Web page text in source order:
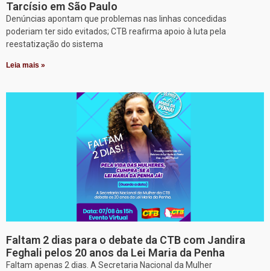
Tarcísio em São Paulo
Denúncias apontam que problemas nas linhas concedidas
poderiam ter sido evitados; CTB reafirma apoio à luta pela
reestatização do sistema
Leia mais »
Faltam 2 dias para o debate da CTB com Jandira
Feghali pelos 20 anos da Lei Maria da Penha
Faltam apenas 2 dias. A Secretaria Nacional da Mulher